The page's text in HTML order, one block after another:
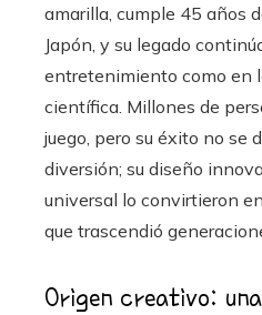
amarilla, cumple 45 años
Japón, y su legado
entretenimiento como en
científica. Millones de
juego, pero su éxito no se
diversión; su diseño
universal lo convirtieron
que trascendió
Origen creativo: